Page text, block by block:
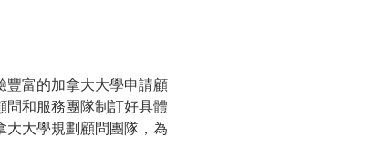
豐富的加拿大大學申請顧
問和服務團隊制訂好具體
大大學規劃顧問團隊，為